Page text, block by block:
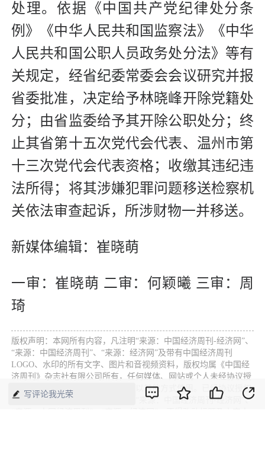
处理。依据《中国共产党纪律处分条
例》《中华人民共和国监察法》《中华
人民共和国公职人员政务处分法》等有
关规定，经省纪委常委会会议研究并报
省委批准，决定给予林晓峰开除党籍处
分；由省监委给予其开除公职处分；终
止其省第十五次党代会代表、温州市第
十三次党代会代表资格；收缴其违纪违
法所得；将其涉嫌犯罪问题移送检察机
关依法审查起诉，所涉财物一并移送。
新媒体编辑：崔晓萌
一审：崔晓萌 二审：何颖曦 三审：周
琦
版权声明：本网所有内容，凡注明“来源：中国经济周刊-经济网”、
“来源：中国经济周刊”、“来源：经济网”及带有中国经济周刊
LOGO、水印的所有文字、图片和音视频资料，版权均属《中国经
济周刊》杂志社有限公司所有，任何媒体、网站或个人未经协议授
权不得转载、摘编、链接、转贴或以其他方式使用。已经协议授权
的，在下载、转载使用时必须注明“来源：中国经济周刊-经济网”、
写评论我光荣